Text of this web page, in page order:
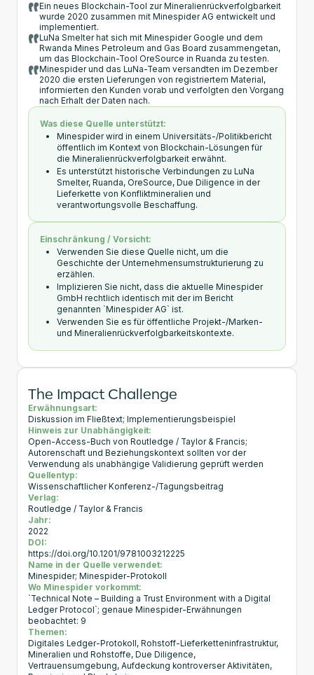
Ein neues Blockchain-Tool zur Mineralienrückverfolgbarkeit
wurde 2020 zusammen mit Minespider AG entwickelt und
implementiert.
LuNa Smelter hat sich mit Minespider Google und dem
Rwanda Mines Petroleum and Gas Board zusammengetan,
um das Blockchain-Tool OreSource in Ruanda zu testen.
Minespider und das LuNa-Team versandten im Dezember
2020 die ersten Lieferungen von registriertem Material,
informierten den Kunden vorab und verfolgten den Vorgang
nach Erhalt der Daten nach.
Was diese Quelle unterstützt:
Minespider wird in einem Universitäts-/Politikbericht
öffentlich im Kontext von Blockchain-Lösungen für
die Mineralienrückverfolgbarkeit erwähnt.
Es unterstützt historische Verbindungen zu LuNa
Smelter, Ruanda, OreSource, Due Diligence in der
Lieferkette von Konfliktmineralien und
verantwortungsvolle Beschaffung.
Einschränkung / Vorsicht:
Verwenden Sie diese Quelle nicht, um die
Geschichte der Unternehmensumstrukturierung zu
erzählen.
Implizieren Sie nicht, dass die aktuelle Minespider
GmbH rechtlich identisch mit der im Bericht
genannten `Minespider AG` ist.
Verwenden Sie es für öffentliche Projekt-/Marken-
und Mineralienrückverfolgbarkeitskontexte.
The Impact Challenge
Erwähnungsart:
Diskussion im Fließtext; Implementierungsbeispiel
Hinweis zur Unabhängigkeit:
Open-Access-Buch von Routledge / Taylor & Francis;
Autorenschaft und Beziehungskontext sollten vor der
Verwendung als unabhängige Validierung geprüft werden
Quellentyp:
Wissenschaftlicher Konferenz-/Tagungsbeitrag
Verlag:
Routledge / Taylor & Francis
Jahr:
2022
DOI:
https://doi.org/10.1201/9781003212225
Name in der Quelle verwendet:
Minespider; Minespider-Protokoll
Wo Minespider vorkommt:
`Technical Note – Building a Trust Environment with a Digital
Ledger Protocol`; genaue Minespider-Erwähnungen
beobachtet: 9
Themen:
Digitales Ledger-Protokoll, Rohstoff-Lieferketteninfrastruktur,
Mineralien und Rohstoffe, Due Diligence,
Vertrauensumgebung, Aufdeckung kontroverser Aktivitäten,